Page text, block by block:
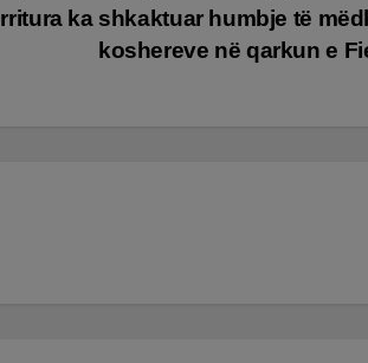
rritura ka shkaktuar humbje të
koshereve në qarkun e